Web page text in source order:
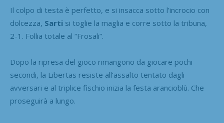
Il colpo di testa è perfetto, e si insacca sotto l’incrocio con
dolcezza, Sarti si toglie la maglia e corre sotto la tribuna,
2-1. Follia totale al “Frosali”.
Dopo la ripresa del gioco rimangono da giocare pochi
secondi, la Libertas resiste all’assalto tentato dagli
avversari e al triplice fischio inizia la festa arancioblù. Che
proseguirà a lungo.